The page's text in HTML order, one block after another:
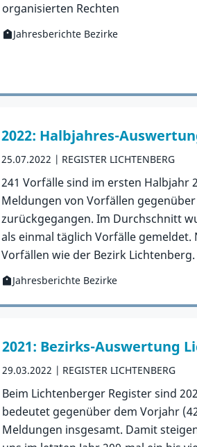
organisierten Rechten
Kategorie:
Jahresberichte Bezirke
2022: Halbjahres-
25.07.2022 REGISTER LICHTENBERG
241 Vorfälle sind im ersten Halbjahr
Meldungen von Vorfällen
zurückgegangen. Im Durchschnitt
als einmal täglich Vorfälle gemeldet.
Vorfällen wie der Bezirk Lichtenberg.
Kategorie:
Jahresberichte Bezirke
Zur Publikation
2021: Bezirks-Auswertung
29.03.2022 REGISTER LICHTENBERG
Beim Lichtenberger Register sind
bedeutet gegenüber dem Vorjahr
Meldungen insgesamt. Damit